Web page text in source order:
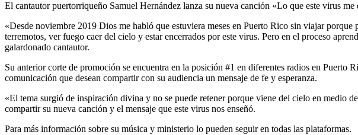
El cantautor puertorriqueño Samuel Hernández lanza su nueva canción «Lo que este virus
«Desde noviembre 2019 Dios me habló que estuviera meses en Puerto Rico sin viajar
terremotos, ver fuego caer del cielo y estar encerrados por este virus. Pero en el proceso
galardonado cantautor.
Su anterior corte de promoción se encuentra en la posición #1 en diferentes radios en
comunicación que desean compartir con su audiencia un mensaje de fe y esperanza.
«El tema surgió de inspiración divina y no se puede retener porque viene del cielo en medio
compartir su nueva canción y el mensaje que este virus nos enseñó.
Para más información sobre su música y ministerio lo pueden seguir en todas las plataformas.